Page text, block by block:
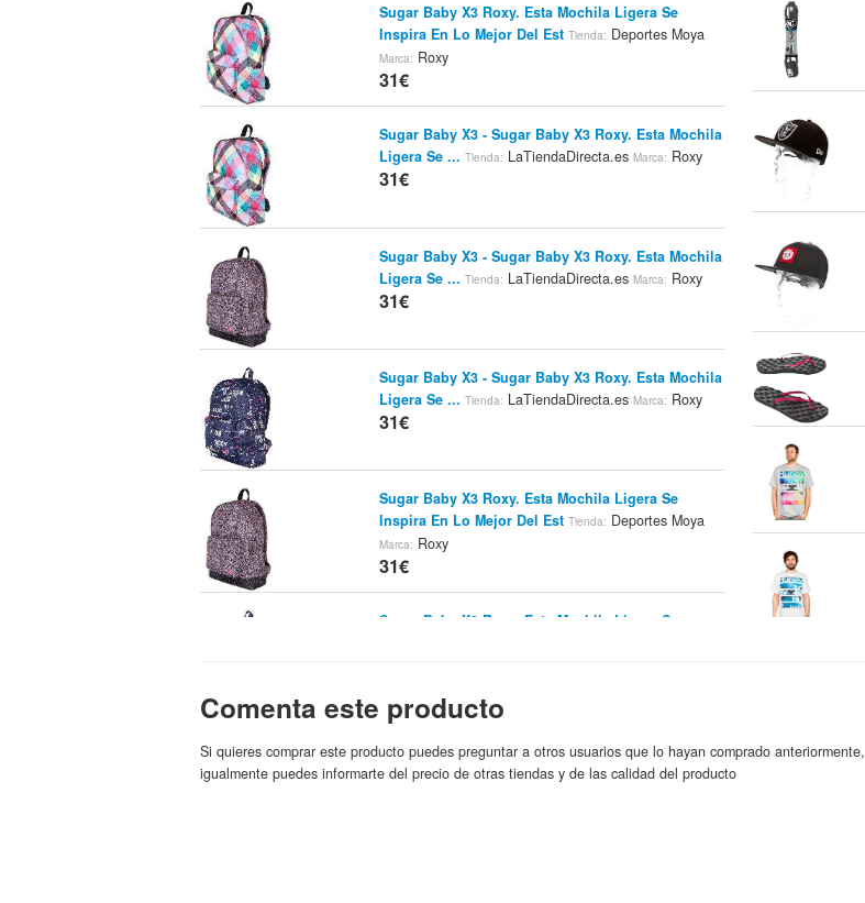
Sugar Baby X3 Roxy. Esta Mochila Ligera Se
Inspira En Lo Mejor Del Est Tienda: Deportes Moya
Marca: Roxy
31€
Sugar Baby X3 - Sugar Baby X3 Roxy. Esta Mochila
Ligera Se ... Tienda: LaTiendaDirecta.esMarca: Roxy
31€
Sugar Baby X3 - Sugar Baby X3 Roxy. Esta Mochila
Ligera Se ... Tienda: LaTiendaDirecta.esMarca: Roxy
31€
Sugar Baby X3 - Sugar Baby X3 Roxy. Esta Mochila
Ligera Se ... Tienda: LaTiendaDirecta.esMarca: Roxy
31€
Sugar Baby X3 Roxy. Esta Mochila Ligera Se
Inspira En Lo Mejor Del Est Tienda: Deportes Moya
Marca: Roxy
31€
Sugar Baby X3 Roxy. Esta Mochila Ligera Se
Roxy Be Young Backpack - Indigo Girly Plaid
Tienda: Fruugo España Marca: Roxy
31.11€
Comenta este producto
Si quieres comprar este producto puedes preguntar a otros usuarios que lo hayan comprado anteriormente,
igualmente puedes informarte del precio de otras tiendas y de las calidad del producto